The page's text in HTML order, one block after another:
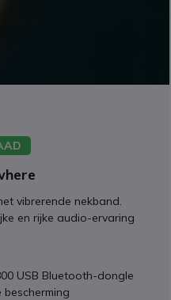
vibrerende nekband.
en rijke audio-ervaring
USB Bluetooth-dongle